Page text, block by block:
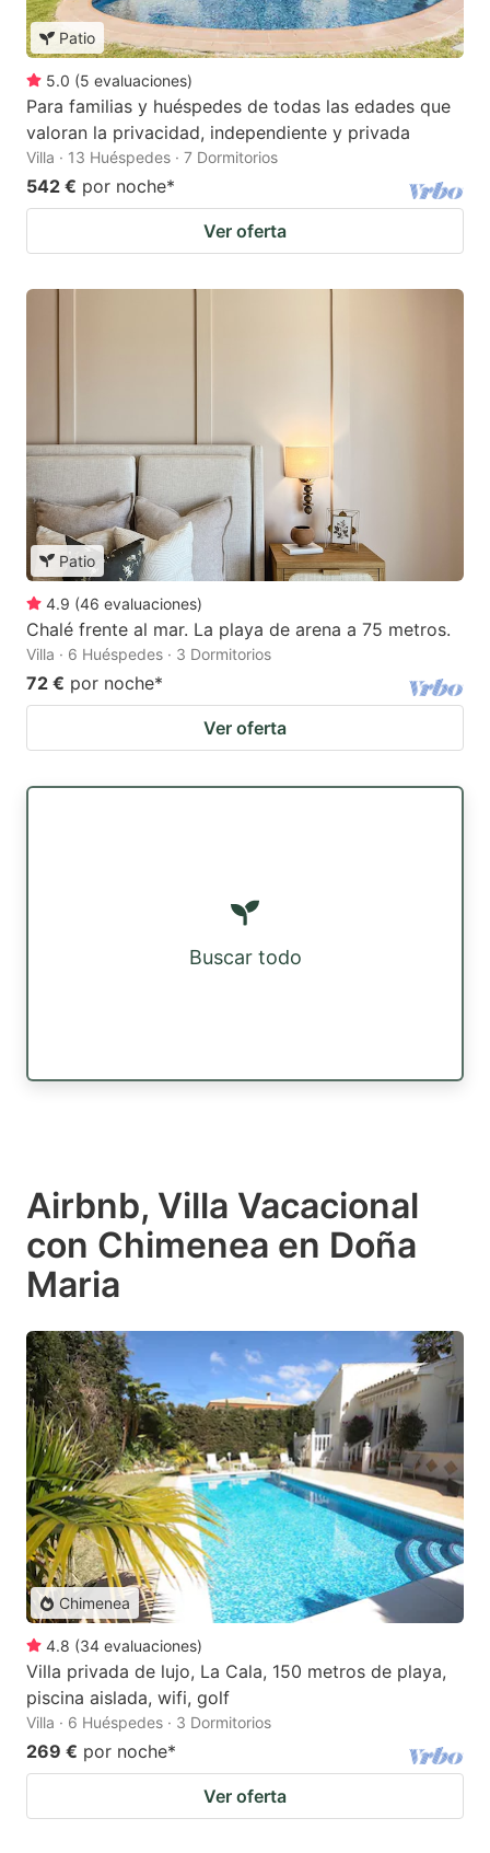
Patio
5.0 (5 evaluaciones)
Para familias y huéspedes de todas las edades que
valoran la privacidad, independiente y privada
Villa · 13 Huéspedes · 7 Dormitorios
542 € por noche*
Ver oferta
Patio
4.9 (46 evaluaciones)
Chalé frente al mar. La playa de arena a 75 metros.
Villa · 6 Huéspedes · 3 Dormitorios
72 € por noche*
Ver oferta
Buscar todo
Airbnb, Villa Vacacional
con Chimenea en Doña
Maria
Chimenea
4.8 (34 evaluaciones)
Villa privada de lujo, La Cala, 150 metros de playa,
piscina aislada, wifi, golf
Villa · 6 Huéspedes · 3 Dormitorios
269 € por noche*
Ver oferta